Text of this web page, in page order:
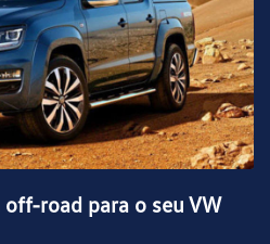
road para o seu VW